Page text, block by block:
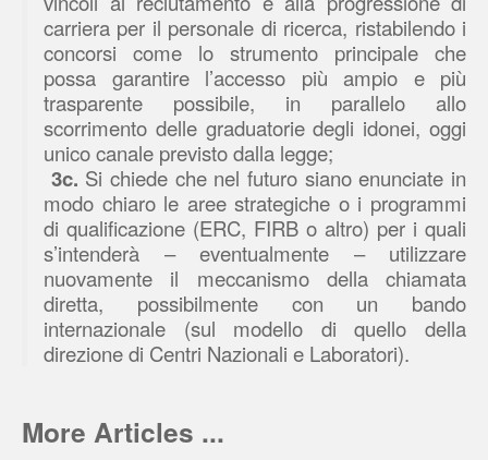
carriera per il personale di ricerca, ristabilendo i
concorsi come lo strumento principale che
possa garantire l’accesso più ampio e più
trasparente possibile, in parallelo allo
scorrimento delle graduatorie degli idonei, oggi
unico canale previsto dalla legge;
3c. Si chiede che nel futuro siano enunciate in
modo chiaro le aree strategiche o i programmi
di qualificazione (ERC, FIRB o altro) per i quali
s’intenderà – eventualmente – utilizzare
nuovamente il meccanismo della chiamata
diretta, possibilmente con un bando
internazionale (sul modello di quello della
direzione di Centri Nazionali e Laboratori).
More Articles ...